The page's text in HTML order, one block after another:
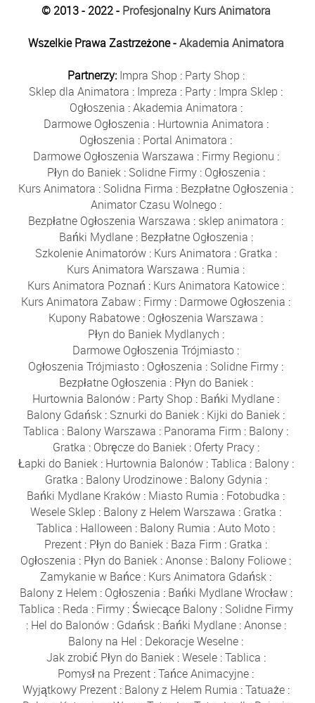
© 2013 - 2022 - Profesjonalny Kurs Animatora
Wszelkie Prawa Zastrzeżone -Akademia Animatora
Partnerzy: Impra Shop : Party Shop :
Sklep dla Animatora : Impreza : Party : Impra Sklep :
Ogłoszenia :Akademia Animatora :
Darmowe Ogłoszenia : Hurtownia Animatora :
Ogłoszenia : Portal Animatora :
Darmowe Ogłoszenia Warszawa : Firmy Regionu :
Płyn do Baniek: Solidne Firmy: Ogłoszenia :
Kurs Animatora : Solidna Firma : Bezpłatne Ogłoszenia :
Animator Czasu Wolnego:
Bezpłatne Ogłoszenia Warszawa : sklep animatora :
Bańki Mydlane: Bezpłatne Ogłoszenia :
Szkolenie Animatorów: Kurs Animatora : Gratka :
Kurs Animatora Warszawa : Rumia :
Kurs Animatora Poznań : Kurs Animatora Katowice :
Kurs Animatora Zabaw : Firmy : Darmowe Ogłoszenia :
Kupony Rabatowe : Ogłoszenia Warszawa :
Płyn do Baniek Mydlanych :
Darmowe Ogłoszenia Trójmiasto :
Ogłoszenia Trójmiasto : Ogłoszenia : Solidne Firmy :
Bezpłatne Ogłoszenia : Płyn do Baniek:
Hurtownia Balonów : Party Shop : Bańki Mydlane :
Balony Gdańsk : Sznurki do Baniek : Kijki do Baniek :
Tablica : Balony Warszawa : Panorama Firm : Balony :
Gratka : Obręcze do Baniek: Oferty Pracy:
Łapki do Baniek: Hurtownia Balonów:Tablica : Balony:
Gratka : Balony Urodzinowe: Balony Gdynia :
Bańki Mydlane Kraków : Miasto Rumia : Fotobudka :
Wesele Sklep : Balony z Helem Warszawa : Gratka :
Tablica : Halloween : Balony Rumia :Auto Moto :
Prezent : Płyn do Baniek : Baza Firm : Gratka :
Ogłoszenia : Płyn do Baniek :Anonse : Balony Foliowe :
Zamykanie w Bańce : Kurs Animatora Gdańsk :
Balony z Helem : Ogłoszenia : Bańki Mydlane Wrocław:
Tablica : Reda : Firmy: Świecące Balony: Solidne Firmy
: Hel do Balonów: Gdańsk: Bańki Mydlane:Anonse:
Balony na Hel : Dekoracje Weselne :
Jak zrobić Płyn do Baniek:Wesele:Tablica :
Pomysł na Prezent :Tańce Animacyjne :
Wyjątkowy Prezent: Balony z Helem Rumia :Tatuaże: